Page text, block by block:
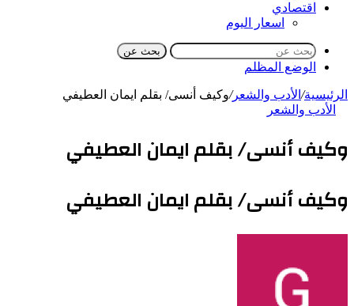
اقتصادي
اسعار اليوم
بحث عن
الوضع المظلم
الرئيسية/ الأدب والشعر/وكيف أنسى/ بقلم ايمان العطيفي
الأدب والشعر
وكيف أنسى/ بقلم ايمان العطيفي
وكيف أنسى/ بقلم ايمان العطيفي